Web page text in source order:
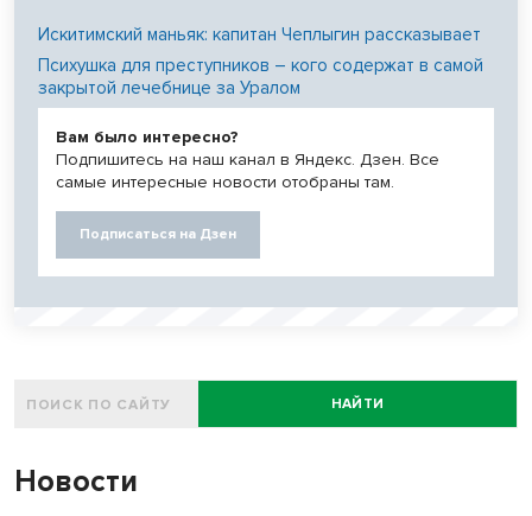
Искитимский маньяк: капитан Чеплыгин рассказывает
Психушка для преступников – кого содержат в самой
закрытой лечебнице за Уралом
Вам было интересно?
Подпишитесь на наш канал в Яндекс. Дзен. Все
самые интересные новости отобраны там.
Подписаться на Дзен
НАЙТИ
Новости